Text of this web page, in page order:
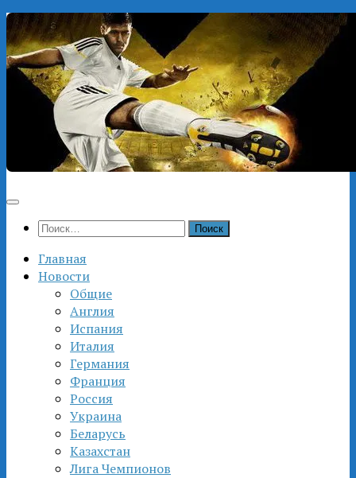
Перейти
к
содержимому
Найти:
Главная
Новости
Общие
Англия
Испания
Италия
Германия
Франция
Россия
Украина
Беларусь
Казахстан
Лига Чемпионов